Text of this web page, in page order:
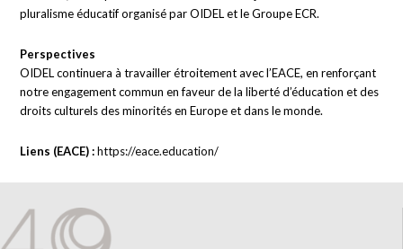
pluralisme éducatif organisé par OIDEL et le Groupe ECR.
Perspectives
OIDEL continuera à travailler étroitement avec l’EACE, en renforçant
notre engagement commun en faveur de la liberté d’éducation et des
droits culturels des minorités en Europe et dans le monde.
Liens (EACE) : https://eace.education/